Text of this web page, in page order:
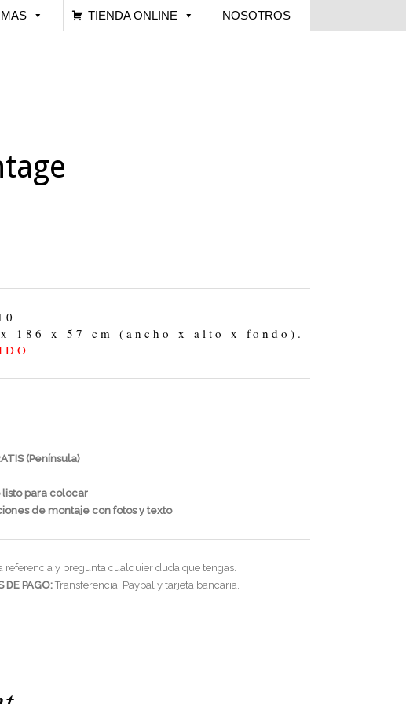
TIENDA ONLINE NOSOTROS
186 x 57 cm (ancho x alto x fondo).
(Península)
para colocar
de montaje con fotos y texto
referencia y pregunta cualquier duda que tengas.
DE PAGO:Transferencia, Paypal y tarjeta bancaria.